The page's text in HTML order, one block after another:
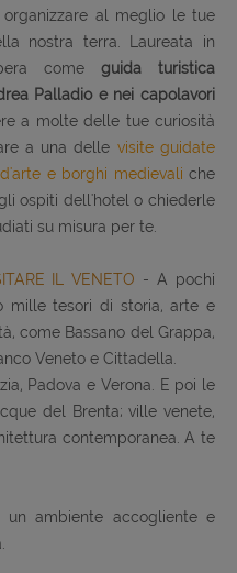
al meglio le tue
nostra terra. Laureata in
come guida turistica
Palladio e nei capolavori
a molte delle tue curiosità
a una delle visite guidate
e borghi medievali che
ospiti dell'hotel o chiederle
su misura per te.
IL VENETO - A pochi
mille tesori di storia, arte e
come Bassano del Grappa,
Veneto e Cittadella.
Padova e Verona. E poi le
del Brenta; ville venete,
contemporanea. A te
ambiente accogliente e